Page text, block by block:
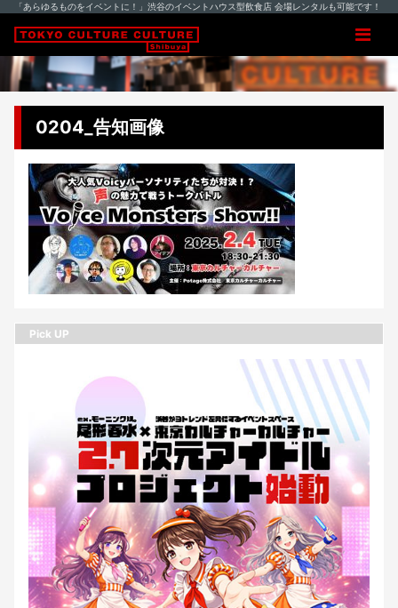
「あらゆるものをイベントに！」渋谷のイベントハウス型飲食店 会場レンタルも可能です！
0204_告知画像
Pick UP